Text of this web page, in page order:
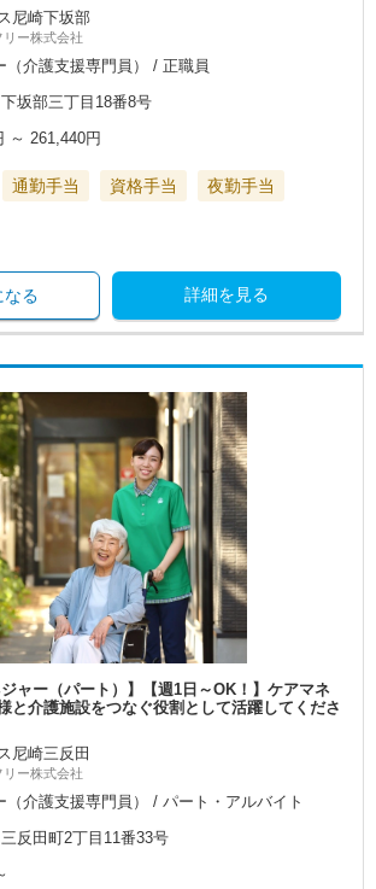
尼崎下坂部
ー株式会社
（介護支援専門員） / 正職員
坂部三丁目18番8号
～ 261,440円
通勤手当 資格手当
夜勤手当
詳細を見る
なる
ジャー（パート）】【週1日～OK！】ケアマネ
と介護施設をつなぐ役割として活躍してくださ
尼崎三反田
ー株式会社
（介護支援専門員） / パート・アルバイト
反田町2丁目11番33号